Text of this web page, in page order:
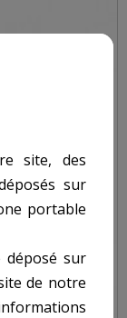
site, des
sur
portable
sur
de notre